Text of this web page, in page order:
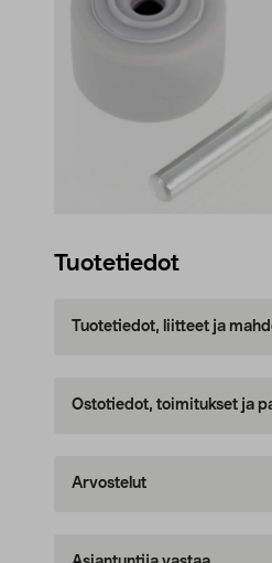
Tuotetiedot
Tuotetiedot, liitteet ja
Ostotiedot, toimitukset ja
Arvostelut